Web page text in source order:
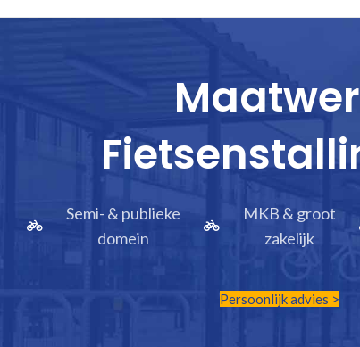
Semi- & publieke
domein
MKB & groot
zakelijk
Persoonlijk advies >